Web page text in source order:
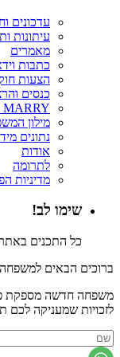
עדכונים
עיתונות
מאמרים
כתבות
הצעות
כנסים
MARRY אזרחי
מילון
נתונים
אודות
לתרומה
מדיניות
שימו לב!
כל התכנים
ברוכים הבאים
משפחה חדשה מספקת
לזכויות שמעניקה לכם